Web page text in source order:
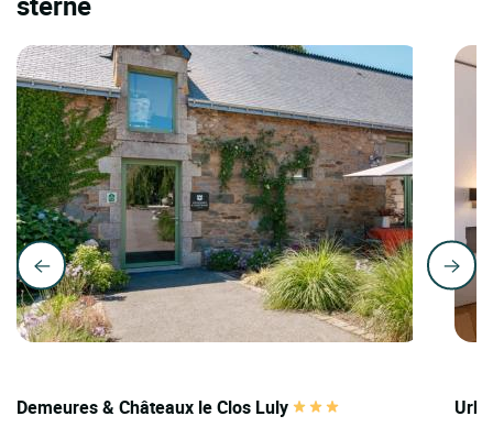
Demeures & Châteaux le Clos Luly